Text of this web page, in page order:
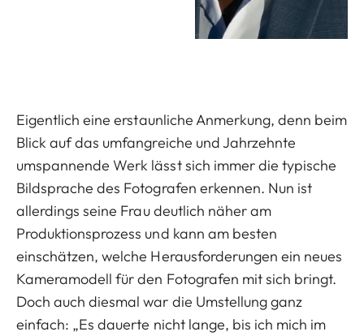
Eigentlich eine erstaunliche Anmerkung, denn beim
Blick auf das umfangreiche und Jahrzehnte
umspannende Werk lässt sich immer die typische
Bildsprache des Fotografen erkennen. Nun ist
allerdings seine Frau deutlich näher am
Produktionsprozess und kann am besten
einschätzen, welche Herausforderungen ein neues
Kameramodell für den Fotografen mit sich bringt.
Doch auch diesmal war die Umstellung ganz
einfach: „Es dauerte nicht lange, bis ich mich im